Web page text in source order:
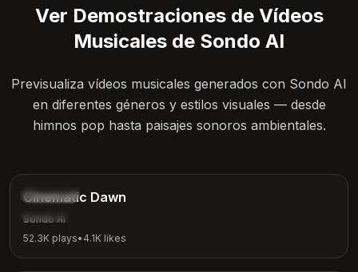
Ver Demostraciones de Vídeos
Musicales de Sondo AI
Previsualiza vídeos musicales generados con Sondo AI
en diferentes géneros y estilos visuales — desde
himnos pop hasta paisajes sonoros ambientales.
Cinematic
Epic
Cinematic Dawn
Sondo AI
52.3K plays• 4.1K likes